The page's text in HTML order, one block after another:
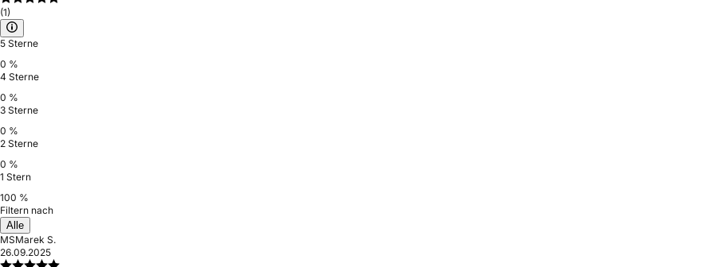
(1)
5 Sterne
0 %
4 Sterne
0 %
3 Sterne
0 %
2 Sterne
0 %
1 Stern
100 %
Filtern nach
Alle
MSMarek S.
26.09.2025